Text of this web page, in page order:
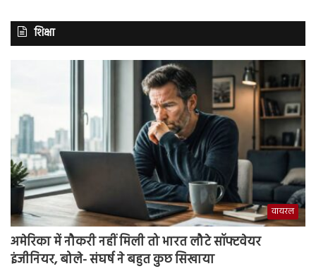
शिक्षा
वायरल
अमेरिका में नौकरी नहीं मिली तो भारत लौटे सॉफ्टवेयर
इंजीनियर, बोले- संघर्ष ने बहुत कुछ सिखाया